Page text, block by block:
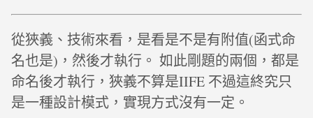
從狹義、技術來看，是看是不是有附值(函式命
名也是)，然後才執行。 如此剛題的兩個，都是
命名後才執行，狹義不算是IIFE 不過這終究只
是一種設計模式，實現方式沒有一定。